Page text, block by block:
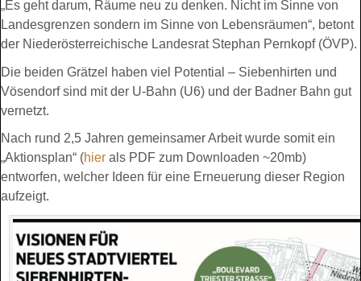
„Es geht darum, Räume neu zu denken. Nicht im Sinne von
Landesgrenzen sondern im Sinne von Lebensräumen“, betont
der Niederösterreichische Landesrat Stephan Pernkopf (ÖVP).
Die beiden Grätzel haben viel Potential – Siebenhirten und
Vösendorf sind mit der U-Bahn (U6) und der Badner Bahn gut
vernetzt.
Nach rund 2,5 Jahren gemeinsamer Arbeit wurde somit ein
„Aktionsplan“ (hier als PDF zum Downloaden ~20mb)
entworfen, welcher Ideen für eine Erneuerung dieser Region
aufzeigt.